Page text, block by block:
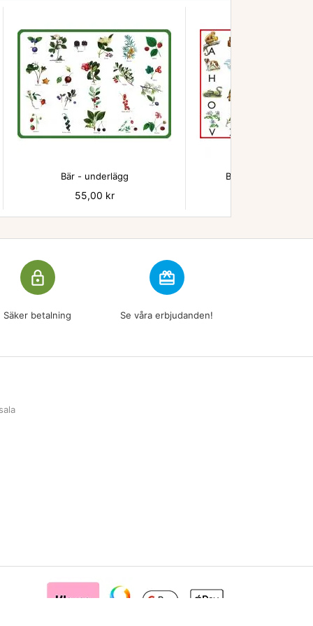

Bär - underlägg
Pris
55,00 kr
Beskow ABC
lock_outline
Säker betalning
redeem
Se våra erbjudanden!